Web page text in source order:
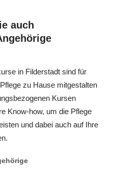
auch
in Filderstadt sind für
zu Hause mitgestalten
Kursen
Know-how, um die Pflege
und dabei auch auf Ihre